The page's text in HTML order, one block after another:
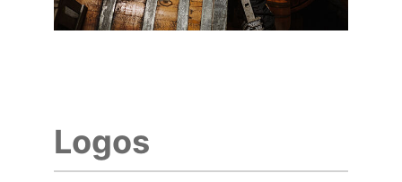
Logos